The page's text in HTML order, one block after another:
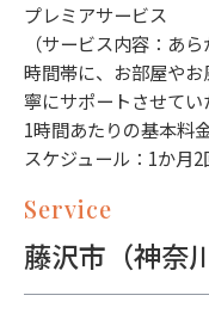
プレミアサービス
（サービス内容：あ
時間帯に、お部屋や
寧にサポートさせてい
1時間あたりの基本料
スケジュール：1か月
Service
藤沢市（神奈